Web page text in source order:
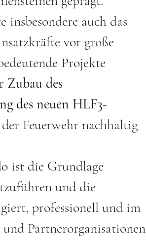
insbesondere auch das
vor große
Projekte
Zubau des
des neuen HLF3-
Feuerwehr nachhaltig
ist die Grundlage
und die
professionell und im
Partnerorganisationen